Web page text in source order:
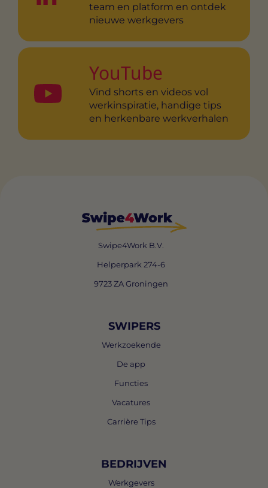
team en platform en ontdek
nieuwe werkgevers
YouTube
Vind shorts en videos vol
werkinspiratie, handige tips
en herkenbare werkverhalen
Swipe4Work B.V.
Helperpark 274-6
9723 ZA Groningen
SWIPERS
Werkzoekende
De app
Functies
Vacatures
Carrière Tips
BEDRIJVEN
Werkgevers